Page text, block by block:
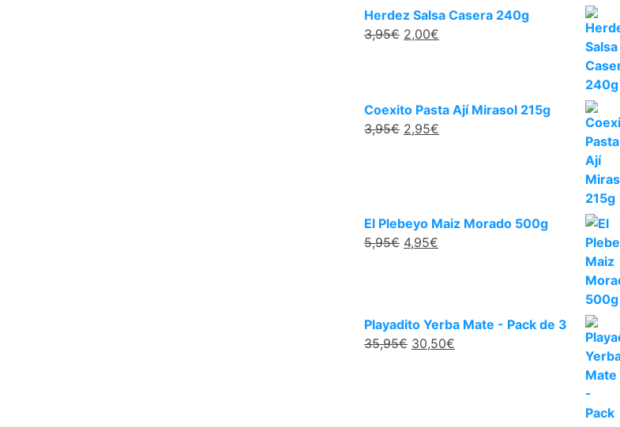
Herdez Salsa Casera 240g
3,95€ 2,00€
Coexito Pasta Ají Mirasol 215g
3,95€ 2,95€
El Plebeyo Maiz Morado 500g
5,95€ 4,95€
Playadito Yerba Mate - Pack de 3
35,95€ 30,50€